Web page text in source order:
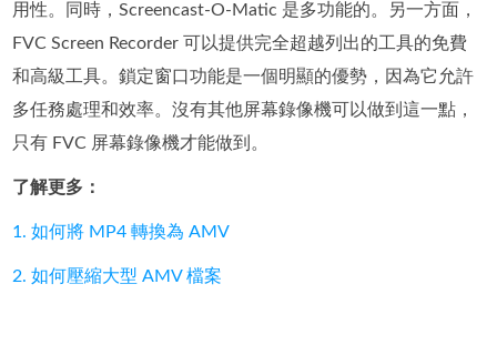
用性。同時，Screencast-O-Matic 是多功能的。另一方面，
FVC Screen Recorder 可以提供完全超越列出的工具的免費
和高級工具。鎖定窗口功能是一個明顯的優勢，因為它允許
多任務處理和效率。沒有其他屏幕錄像機可以做到這一點，
只有 FVC 屏幕錄像機才能做到。
了解更多：
1. 如何將 MP4 轉換為 AMV
2. 如何壓縮大型 AMV 檔案